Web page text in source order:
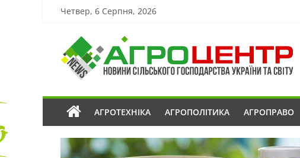
Четвер, 6 Серпня, 2026
АГРОТЕХНІКА АГРОПОЛІТИКА АГРОПРАВО